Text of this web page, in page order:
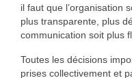
il faut que l’organisation
plus transparente, plus
communication soit plus
Toutes les décisions
prises collectivement et